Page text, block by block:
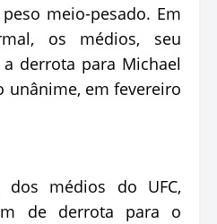
meio-pesado. Em
os médios, seu
derrota para Michael
unânime, em fevereiro
médios do UFC,
de derrota para o